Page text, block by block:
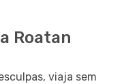
Roatan
viaja sem